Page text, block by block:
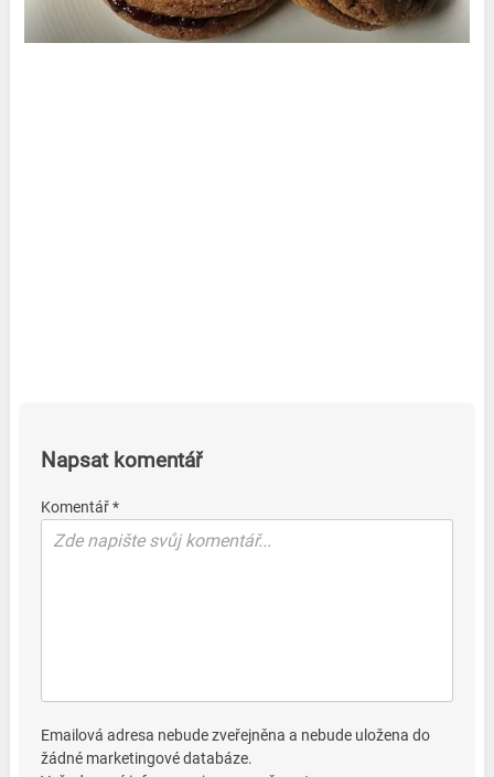
Napsat komentář
Komentář *
Emailová adresa nebude zveřejněna a nebude uložena do
žádné marketingové databáze.